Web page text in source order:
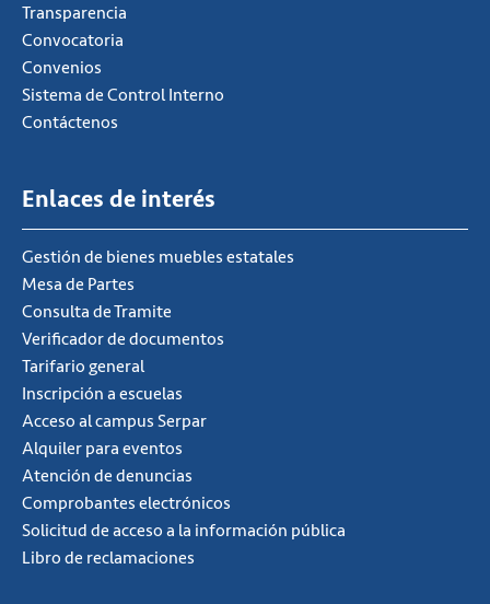
Transparencia
Convocatoria
Convenios
Sistema de Control Interno
Contáctenos
Enlaces de interés
Gestión de bienes muebles estatales
Mesa de Partes
Consulta de Tramite
Verificador de documentos
Tarifario general
Inscripción a escuelas
Acceso al campus Serpar
Alquiler para eventos
Atención de denuncias
Comprobantes electrónicos
Solicitud de acceso a la información pública
Libro de reclamaciones